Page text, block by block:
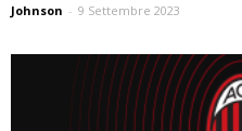
Johnson - 9 Settembre 2023